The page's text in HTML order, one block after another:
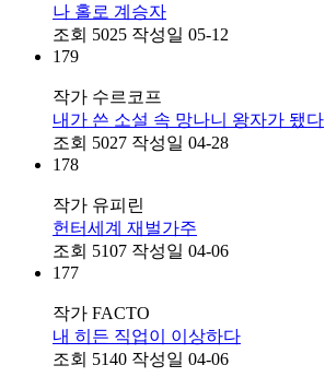
나 홀로 계승자
조회 5025 작성일 05-12
179
작가 수르코프
내가 쓴 소설 속 망나니 왕자가 됐다
조회 5027 작성일 04-28
178
작가 유피린
헌터세계 재벌가주
조회 5107 작성일 04-06
177
작가 FACTO
내 히든 직업이 이상하다
조회 5140 작성일 04-06